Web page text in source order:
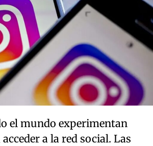
el mundo experimentan
a la red social. Las